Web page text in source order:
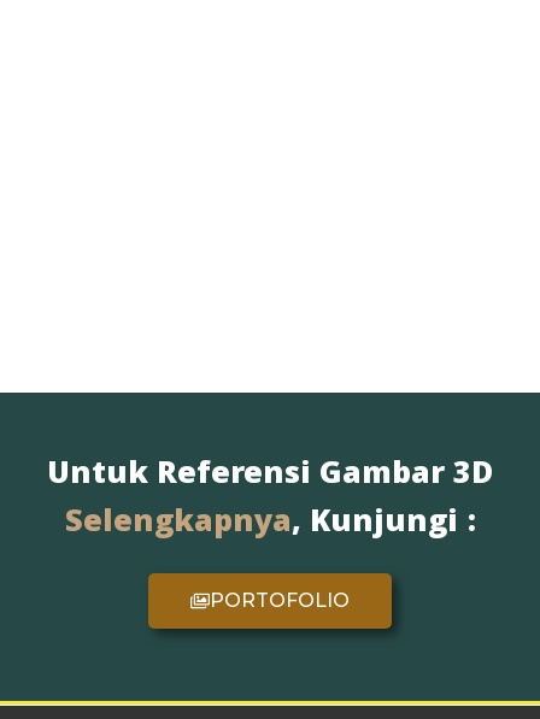
Untuk Referensi Gambar 3D
Selengkapnya, Kunjungi :
PORTOFOLIO